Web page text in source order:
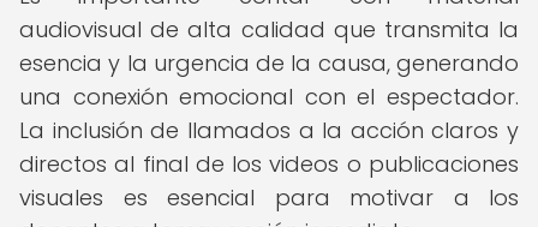
audiovisual de alta calidad que transmita la
esencia y la urgencia de la causa, generando
una conexión emocional con el espectador.
La inclusión de llamados a la acción claros y
directos al final de los videos o publicaciones
visuales es esencial para motivar a los